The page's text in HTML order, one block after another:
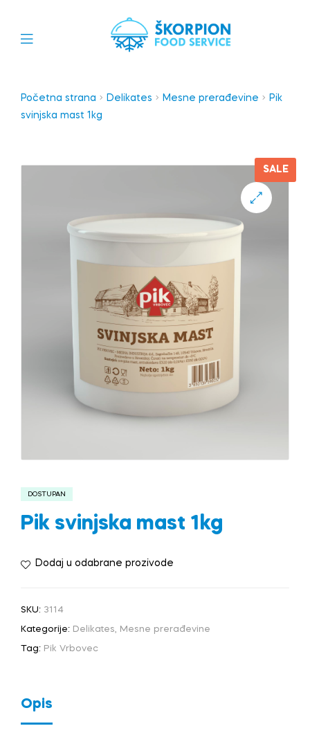
Početna strana Delikates Mesne prerađevine
Pik
svinjska mast 1kg
SALE
DOSTUPAN
Pik svinjska mast 1kg
Dodaj u odabrane prozivode
SKU: 3114
Kategorije: Delikates, Mesne prerađevine
Tag: Pik Vrbovec
Opis